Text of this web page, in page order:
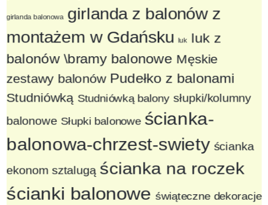
girlanda balonowa girlanda z balonów z
montażem w Gdańsku
luk luk z
balonów \bramy balonowe Męskie
zestawy balonów Pudełko z balonami
Studniówką Studniówką balony słupki/kolumny
balonowe Słupki balonowe ścianka-
balonowa-chrzest-swiety ścianka
ekonom sztalugą ścianka na roczek
ścianki balonowe świąteczne dekoracje